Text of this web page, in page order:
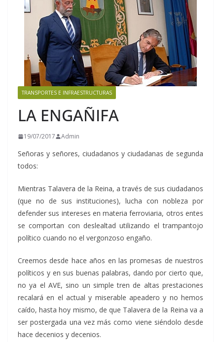
TRANSPORTES E INFRAESTRUCTURAS
LA ENGAÑIFA
19/07/2017 Admin
Señoras y señores, ciudadanos y ciudadanas de segunda
todos:
Mientras Talavera de la Reina, a través de sus ciudadanos
(que no de sus instituciones), lucha con nobleza por
defender sus intereses en materia ferroviaria, otros entes
se comportan con deslealtad utilizando el trampantojo
político cuando no el vergonzoso engaño.
Creemos desde hace años en las promesas de nuestros
políticos y en sus buenas palabras, dando por cierto que,
no ya el AVE, sino un simple tren de altas prestaciones
recalará en el actual y miserable apeadero y no hemos
caído, hasta hoy mismo, de que Talavera de la Reina va a
ser postergada una vez más como viene siéndolo desde
hace decenios y decenios.